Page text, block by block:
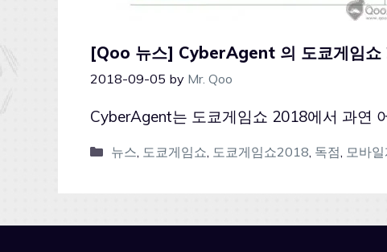
[Qoo 뉴스] CyberAgent 의 도쿄게임쇼
2018-09-05 by Mr. Qoo
CyberAgent는 도쿄게임쇼 2018에서 과연
뉴스, 도쿄게임쇼, 도쿄게임쇼2018, 독점, 모바일